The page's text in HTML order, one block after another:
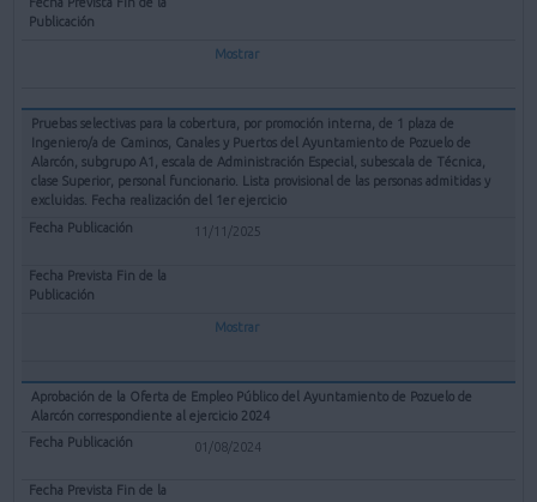
Mostrar
Pruebas selectivas para la cobertura, por promoción interna, de 1 plaza de
Ingeniero/a de Caminos, Canales y Puertos del Ayuntamiento de Pozuelo de
Alarcón, subgrupo A1, escala de Administración Especial, subescala de Técnica,
clase Superior, personal funcionario. Lista provisional de las personas admitidas y
excluidas. Fecha realización del 1er ejercicio
11/11/2025
Mostrar
Aprobación de la Oferta de Empleo Público del Ayuntamiento de Pozuelo de
Alarcón correspondiente al ejercicio 2024
01/08/2024